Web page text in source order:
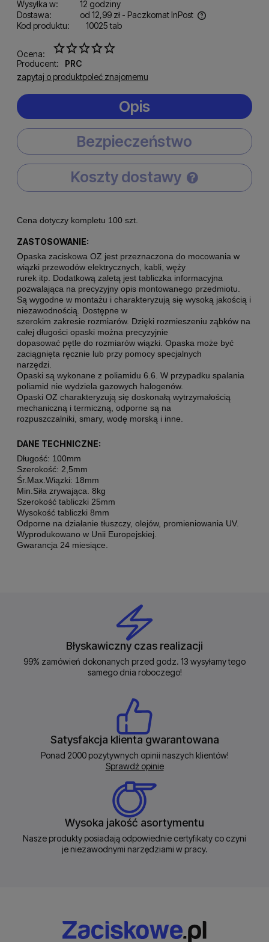
Wysyłka w:
12 godziny
Dostawa:
od 12,99 zł - Paczkomat InPost
Cena nie zawiera ewentualnych kosztów płatności
Kod produktu: 10025 tab
Ocena:
Producent:
PRC
zapytaj o produktpoleć znajomemu
Opis
Bezpieczeństwo
Koszty dostawy
Cena nie zawiera ewentualnych kosztów płatności
Cena dotyczy kompletu 100 szt.
ZASTOSOWANIE:
Opaska zaciskowa OZ jest przeznaczona do mocowania w
wiązki przewodów elektrycznych, kabli, węży
rurek itp. Dodatkową zaletą jest tabliczka informacyjna
pozwalająca na precyzyjny opis montowanego przedmiotu.
Są wygodne w montażu i charakteryzują się wysoką jakością i
niezawodnością. Dostępne w
szerokim zakresie rozmiarów. Dzięki rozmieszeniu ząbków na
całej długości opaski można precyzyjnie
dopasować pętle do rozmiarów wiązki. Opaska może być
zaciągnięta ręcznie lub przy pomocy specjalnych
narzędzi.
Opaski są wykonane z poliamidu 6.6. W przypadku spalania
poliamid nie wydziela gazowych halogenów.
Opaski OZ charakteryzują się doskonałą wytrzymałością
mechaniczną i termiczną, odporne są na
rozpuszczalniki, smary, wodę morską i inne.
DANE TECHNICZNE:
Długość: 100mm
Szerokość: 2,5mm
Śr.Max.Wiązki: 18mm
Min.Siła zrywająca. 8kg
Szerokość tabliczki 25mm
Wysokość tabliczki 8mm
Odporne na działanie tłuszczy, olejów, promieniowania UV.
Wyprodukowano w Unii Europejskiej.
Gwarancja 24 miesiące.
Błyskawiczny czas realizacji
99% zamówień dokonanych przed godz. 13 wysyłamy tego
samego dnia roboczego!
Satysfakcja klienta gwarantowana
Ponad 2000 pozytywnych opinii naszych klientów!
Sprawdź opinie
Wysoka jakość asortymentu
Nasze produkty posiadają odpowiednie certyfikaty co czyni
je niezawodnymi narzędziami w pracy.